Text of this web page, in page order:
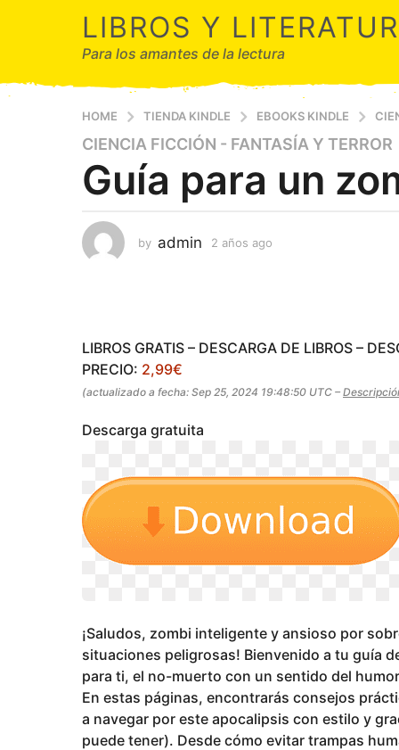
LIBROS Y
Para los amantes de la lectura
HOME TIENDA KINDLE EBOOKS KINDLE
2
a
ñ
s
a
ñ
o
s
a
CIENCIA FICCIÓN - FANTASÍA Y TERROR
Guía para un
by admin 2 años ago
g
LIBROS GRATIS – DESCARGA DE LIBROS –
PRECIO: 2,99€
(actualizado a fecha: Sep 25, 2024 19:48:50 UTC –
Descarga gratuita
¡Saludos, zombi inteligente y ansioso por
situaciones peligrosas! Bienvenido a tu guía
para ti, el no-muerto con un sentido del
En estas páginas, encontrarás consejos
a navegar por este apocalipsis con estilo y
puede tener). Desde cómo evitar trampas